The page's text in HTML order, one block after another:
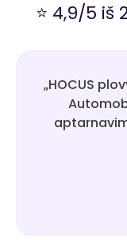
⭐ 4,9/5
„HOCUS